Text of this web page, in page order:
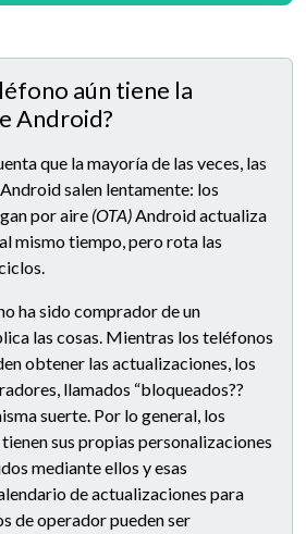
aún tiene la
Android?
que la mayoría de las veces, las
salen lentamente: los
por aire (OTA)Android actualiza
mismo tiempo, pero rota las
ha sido comprador de un
las cosas. Mientras los teléfonos
obtener las actualizaciones, los
llamados “bloqueados??
suerte. Por lo general, los
sus propias personalizaciones
mediante ellos y esas
de actualizaciones para
de operador pueden ser